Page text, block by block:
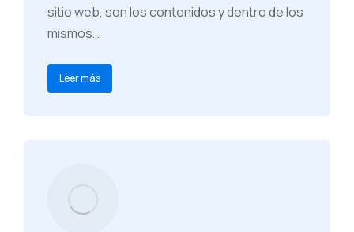
sitio web, son los contenidos y dentro de los
mismos…
Leer más